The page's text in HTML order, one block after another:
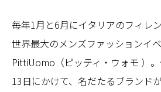
毎年1月と6月にイタリアのフィレ
世界最大のメンズファッションイ
PittiUomo（ピッティ・ウォモ ）
13日にかけて、名だたるブランド